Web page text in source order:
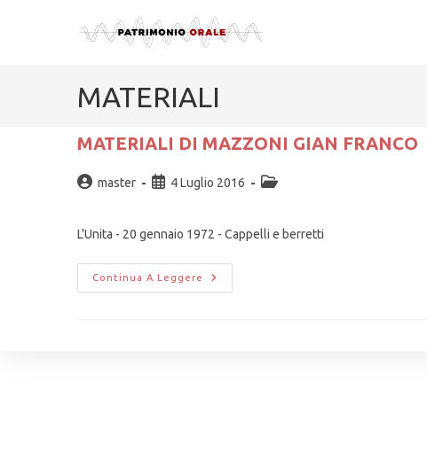
MATERIALI
MATERIALI DI MAZZONI GIAN FRANCO
master 4 Luglio 2016
L'Unita - 20 gennaio 1972 - Cappelli e berretti
Continua A Leggere